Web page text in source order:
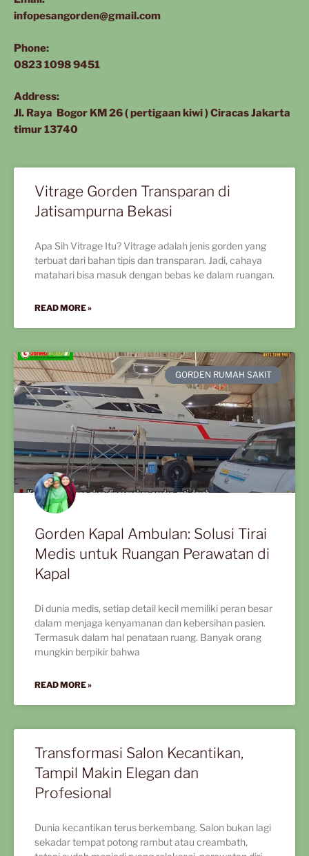
infopesangorden@gmail.com
Phone:
0823 1098 9451
Address:
Jl. Raya Bogor KM 26 ( pertigaan kiwi ) Ciracas Jakarta
timur 13740
Vitrage Gorden Transparan di
Jatisampurna Bekasi
Apa Sih Vitrage Itu? Vitrage adalah jenis gorden yang
terbuat dari bahan tipis dan transparan. Jadi, cahaya
matahari bisa masuk dengan bebas ke dalam ruangan.
READ MORE »
GORDEN RUMAH SAKIT
Gorden Kapal Ambulan: Solusi Tirai
Medis untuk Ruangan Perawatan di
Kapal
Di dunia medis, setiap detail kecil memiliki peran besar
dalam menjaga kenyamanan dan kebersihan pasien.
Termasuk dalam hal penataan ruang. Banyak orang
mungkin berpikir bahwa
READ MORE »
Transformasi Salon Kecantikan,
Tampil Makin Elegan dan
Profesional
Dunia kecantikan terus berkembang. Salon bukan lagi
sekadar tempat potong rambut atau creambath,